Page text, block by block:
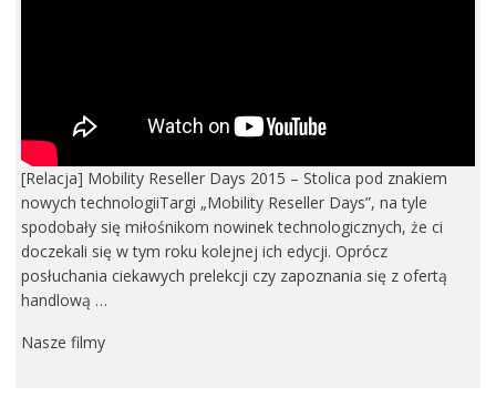
[Relacja] Mobility Reseller Days 2015 – Stolica pod znakiem
nowych technologiiTargi „Mobility Reseller Days”, na tyle
spodobały się miłośnikom nowinek technologicznych, że ci
doczekali się w tym roku kolejnej ich edycji. Oprócz
posłuchania ciekawych prelekcji czy zapoznania się z ofertą
handlową …
Nasze filmy